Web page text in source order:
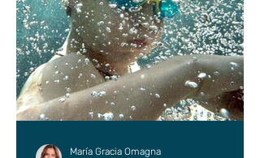
María Gracia Omagna